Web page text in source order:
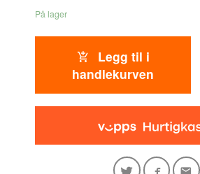
På lager
Legg til i
handlekurven